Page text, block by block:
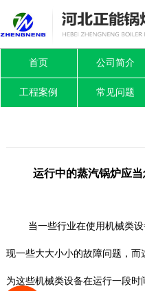
首页 公司简介
工程案例 常见问题
运行中的蒸汽锅炉应
当一些行业在使用机械类设
现一些大大小小的故障问题，而
为这些机械类设备在运行一段